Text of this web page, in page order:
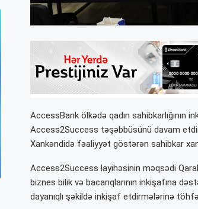
AccessBank ölkədə qadın
Access2Success təşəbbüsünü davam
Xankəndidə fəaliyyət göstərən sahibkar
Access2Success layihəsinin məqsədi
biznes bilik və bacarıqlarının inkişafına
dayanıqlı şəkildə inkişaf etdirmələrinə